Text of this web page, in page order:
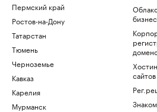
Пермский край
Ростов-на-Дону
Татарстан
Тюмень
Черноземье
Кавказ
Карелия
Мурманск
сайтов